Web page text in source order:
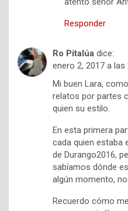
Responder
Ro Pitalúa dice:
enero 2, 2017 a las
Mi buen Lara,
relatos por partes
quien su estilo.
En esta primera
cada quien estaba
de Durango2016,
sabíamos dónde
algún momento,
Recuerdo cómo